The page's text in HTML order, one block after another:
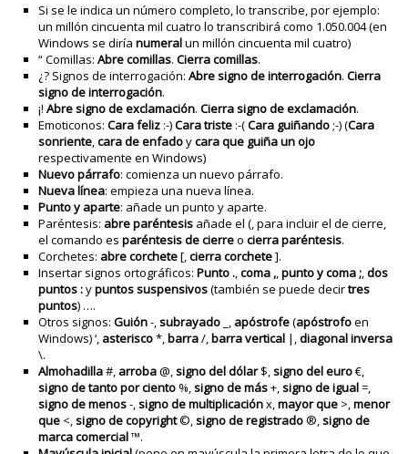
Si se le indica un número completo, lo transcribe, por ejemplo:
un millón cincuenta mil cuatro lo transcribirá como 1.050.004 (en
Windows se diríanumeralun millón cincuenta mil cuatro)
“ Comillas:Abre comillas.Cierra comillas.
¿? Signos de interrogación:Abre signo de interrogación.Cierra
signo de interrogación.
¡!Abre signo de exclamación.Cierra signo de exclamación.
Emoticonos:Cara feliz :-)Cara triste :-(Cara guiñando ;-) (Cara
sonriente cara de enfadoycara que guiña un ojo
respectivamente en Windows)
Nuevo párrafo: comienza un nuevo párrafo.
Nueva línea: empieza una nueva línea.
Punto y aparte: añade un punto y aparte.
Paréntesis: abre paréntesis añade el (, para incluir el de cierre,
el comando esparéntesis de cierreocierra paréntesis.
Corchetes: abre corchete[,cierra corchete].
Insertar signos ortográficos:Punto . ,coma , ,punto y coma ; ,dos
puntos :ypuntos suspensivos(también se puede decirtres
puntos) ….
Otros signos:Guión-,subrayado apóstrofe(apóstrofoen
Windows)‘, asterisco*,barra/,barra vertical |,diagonal inversa
\.
Almohadilla#, arroba@,signo del dólar$,signo del euro€,
signo de tanto por ciento%,signo de más+,signo de igual=,
signo de menos-,signo de multiplicaciónx,mayor que >,menor
que <,signo de copyright©,signo de registrado®,signo de
marca comercial™.